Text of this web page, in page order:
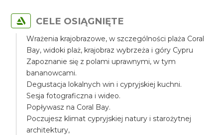
CELE OSIĄGNIĘTE
Wrażenia krajobrazowe, w szczególności plaża Coral
Bay, widoki plaż, krajobraz wybrzeża i góry Cypru
Zapoznanie się z polami uprawnymi, w tym
bananowcami.
Degustacja lokalnych win i cypryjskiej kuchni.
Sesja fotograficzna i wideo.
Popływasz na Coral Bay.
Poczujesz klimat cypryjskiej natury i starożytnej
architektury,